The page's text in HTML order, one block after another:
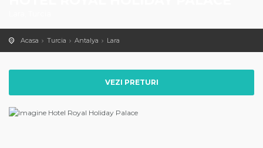
Acasa Turcia Antalya Lara
VEZI PRETURI